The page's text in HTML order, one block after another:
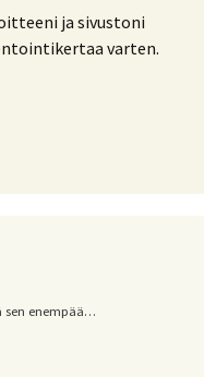
ja sivustoni
varten.
sen enempää…